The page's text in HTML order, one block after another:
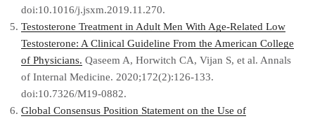
doi:10.1016/j.jsxm.2019.11.270.
Testosterone Treatment in Adult Men With Age-Related Low
Testosterone: A Clinical Guideline From the American College
of Physicians. Qaseem A, Horwitch CA, Vijan S, et al. Annals
of Internal Medicine. 2020;172(2):126-133.
doi:10.7326/M19-0882.
Global Consensus Position Statement on the Use of